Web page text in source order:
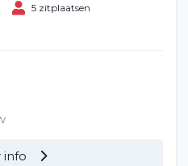
5 zitplaatsen
info